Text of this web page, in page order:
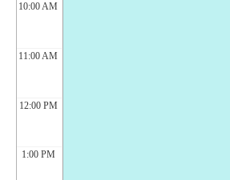
10:00 AM
11:00 AM
12:00 PM
1:00 PM